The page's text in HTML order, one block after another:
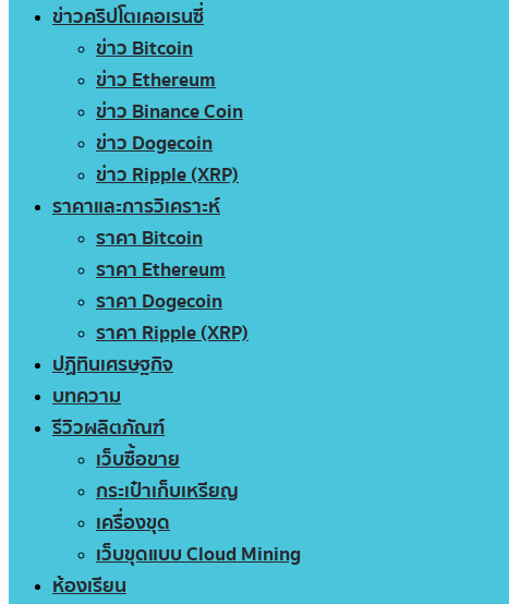
ข่าวคริปโตเคอเรนซี่
ข่าว Bitcoin
ข่าว Ethereum
ข่าว Binance Coin
ข่าว Dogecoin
ข่าว Ripple (XRP)
ราคาและการวิเคราะห์
ราคา Bitcoin
ราคา Ethereum
ราคา Dogecoin
ราคา Ripple (XRP)
ปฏิทินเศรษฐกิจ
บทความ
รีวิวผลิตภัณฑ์
เว็บซื้อขาย
กระเป๋าเก็บเหรียญ
เครื่องขุด
เว็บขุดแบบ Cloud Mining
ห้องเรียน